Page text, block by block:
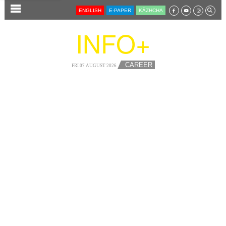
SECTIONS ENGLISH E-PAPER KĀZHCHA
INFO+
FRI 07 AUGUST 2026 CAREER